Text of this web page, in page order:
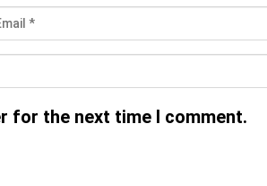
for the next time I comment.